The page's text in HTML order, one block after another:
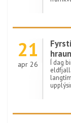
21
apr 26
Í dag